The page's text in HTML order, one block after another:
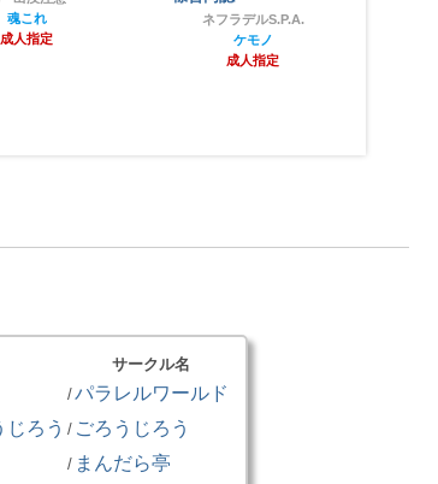
魂これ
成人指定
ネフラデルS.P.A.
ケモノ
成人指定
サークル名
/パラレルワールド
ろう / ごろうじろう
/ まんだら亭